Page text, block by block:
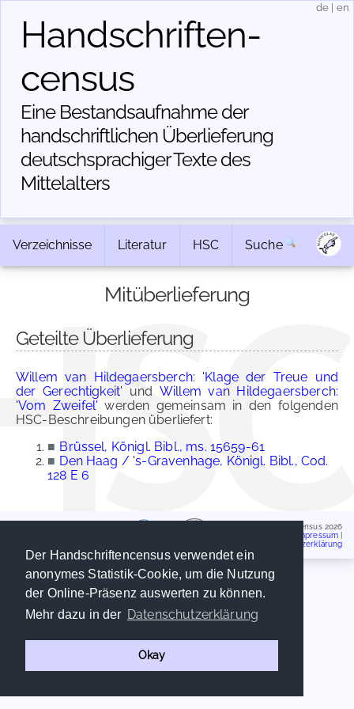
Der Handschriftencensus verwendet ein
anonymes Statistik-Cookie, um die Nutzung
der Online-Präsenz auswerten zu können.
Mehr dazu in der Datenschutzerklärung
Okay
Handschriften­
census
Eine Bestandsaufnahme der
handschriftlichen Über­lieferung
deutschsprachiger Texte des
Mittelalters
de en
Verzeichnisse Literatur HSC Suche
Mitüberlieferung
Geteilte Überlieferung
Willem van Hildegaersberch: 'Klage der Treue und
der Gerechtigkeit' und Willem van Hildegaersberch:
'Vom Zweifel' werden gemeinsam in den folgenden
HSC-Beschreibungen überliefert:
■ Brüssel, Königl. Bibl., ms. 15659-61
■ Den Haag / 's-Gravenhage, Königl. Bibl., Cod.
128 E 6
Handschriftencensus 2026
Impressum
Datenschutzerklärung